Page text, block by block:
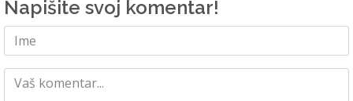
Napišite svoj komentar!